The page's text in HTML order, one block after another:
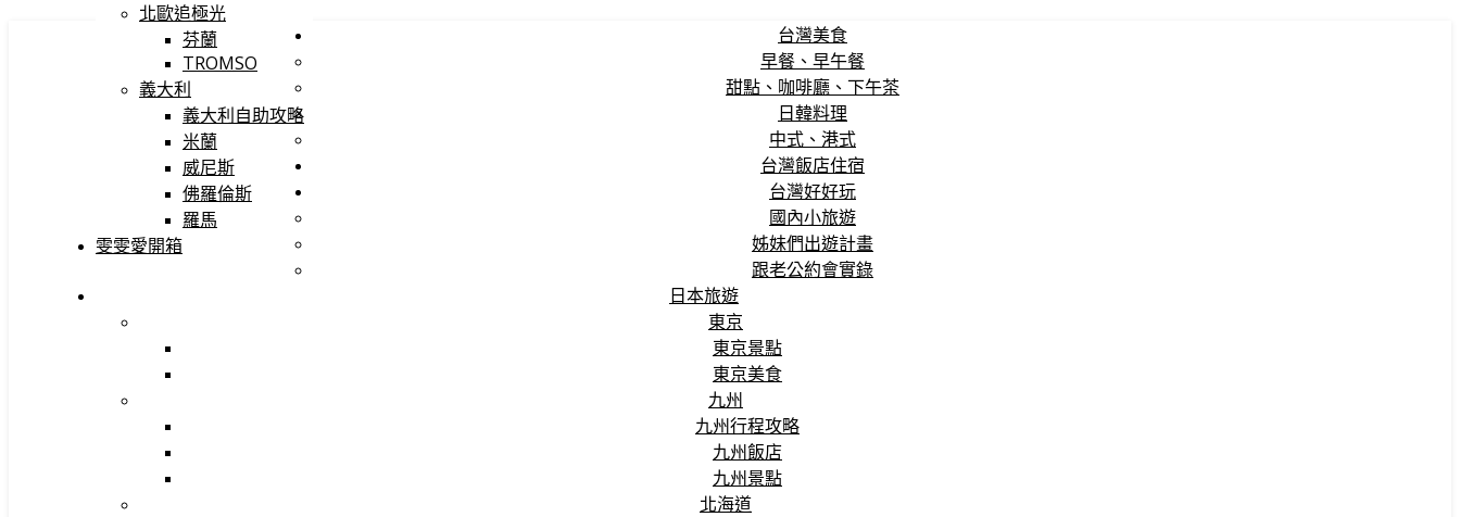
北歐追極光
芬蘭
TROMSO
義大利
義大利自助攻略
米蘭
威尼斯
佛羅倫斯
羅馬
雯雯愛開箱
台灣美食
早餐、早午餐
甜點、咖啡廳、下午茶
日韓料理
中式、港式
台灣飯店住宿
台灣好好玩
國內小旅遊
姊妹們出遊計畫
跟老公約會實錄
日本旅遊
東京
東京景點
東京美食
九州
九州行程攻略
九州飯店
九州景點
北海道